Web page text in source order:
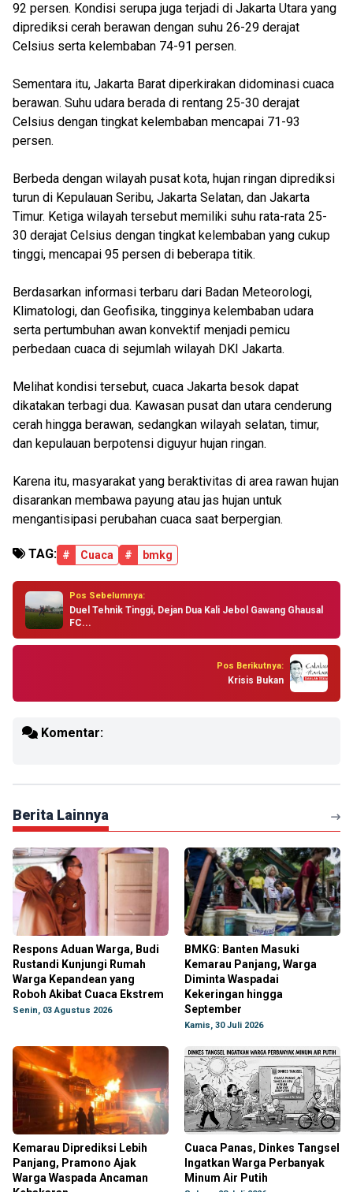
92 persen. Kondisi serupa juga terjadi di Jakarta Utara yang
diprediksi cerah berawan dengan suhu 26-29 derajat
Celsius serta kelembaban 74-91 persen.
Sementara itu, Jakarta Barat diperkirakan didominasi cuaca
berawan. Suhu udara berada di rentang 25-30 derajat
Celsius dengan tingkat kelembaban mencapai 71-93
persen.
Berbeda dengan wilayah pusat kota, hujan ringan diprediksi
turun di Kepulauan Seribu, Jakarta Selatan, dan Jakarta
Timur. Ketiga wilayah tersebut memiliki suhu rata-rata 25-
30 derajat Celsius dengan tingkat kelembaban yang cukup
tinggi, mencapai 95 persen di beberapa titik.
Berdasarkan informasi terbaru dari Badan Meteorologi,
Klimatologi, dan Geofisika, tingginya kelembaban udara
serta pertumbuhan awan konvektif menjadi pemicu
perbedaan cuaca di sejumlah wilayah DKI Jakarta.
Melihat kondisi tersebut, cuaca Jakarta besok dapat
dikatakan terbagi dua. Kawasan pusat dan utara cenderung
cerah hingga berawan, sedangkan wilayah selatan, timur,
dan kepulauan berpotensi diguyur hujan ringan.
Karena itu, masyarakat yang beraktivitas di area rawan hujan
disarankan membawa payung atau jas hujan untuk
mengantisipasi perubahan cuaca saat berpergian.
TAG: # Cuaca # bmkg
Pos Sebelumnya:
Duel Tehnik Tinggi, Dejan Dua Kali Jebol Gawang Ghausal
FC...
Pos Berikutnya:
Krisis Bukan
Komentar:
Berita Lainnya
Respons Aduan Warga, Budi
Rustandi Kunjungi Rumah
Warga Kepandean yang
Roboh Akibat Cuaca Ekstrem
Senin, 03 Agustus 2026
BMKG: Banten Masuki
Kemarau Panjang, Warga
Diminta Waspadai
Kekeringan hingga
September
Kamis, 30 Juli 2026
Kemarau Diprediksi Lebih
Panjang, Pramono Ajak
Warga Waspada Ancaman
Cuaca Panas, Dinkes Tangsel
Ingatkan Warga Perbanyak
Minum Air Putih